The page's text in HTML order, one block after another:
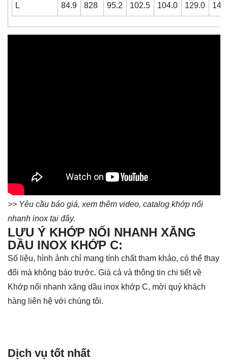
L 84.9 828 95.2 102.5 104.0 129.0
>> Yêu cầu báo giá, xem thêm video, catalog khớp nối
nhanh inoxtại đây.
LƯU Ý KHỚP NỐI NHANH XĂNG
DẦU INOX KHỚP C:
Số liệu, hình ảnh chỉ mang tính chất tham khảo, có thể thay
đổi mà không báo trước. Giá cả và thông tin chi tiết về
Khớp nối nhanh xăng dầu inox khớp C, mời quý khách
hàng liên hệ với chúng tôi.
Dịch vụ tốt nhất